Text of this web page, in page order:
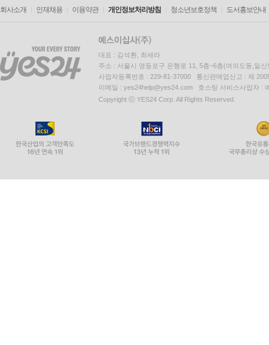
회사소개 인재채용 이용약관 개인정보처리방침 청소년보호정책 도서홍보안내
대표 : 김석환, 최세라
주소 : 서울시 영등포구 은행로 11, 5층~6층(여의도동,일신
사업자등록번호 : 229-81-37000 통신판매업신고 : 제
이메일 : yes24help@yes24.com 호스팅 서비스사업자 :
Copyright ⓒ YES24 Corp. All Rights Reserved.